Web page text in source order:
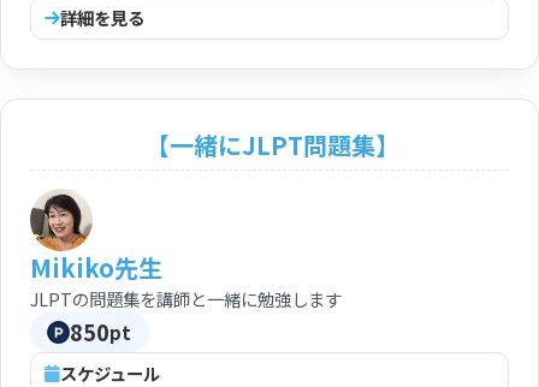
詳細を見る
【一緒にJLPT問題集】
JLPTの問題集を講師と一緒に勉強します
Mikiko先生
850pt
スケジュール